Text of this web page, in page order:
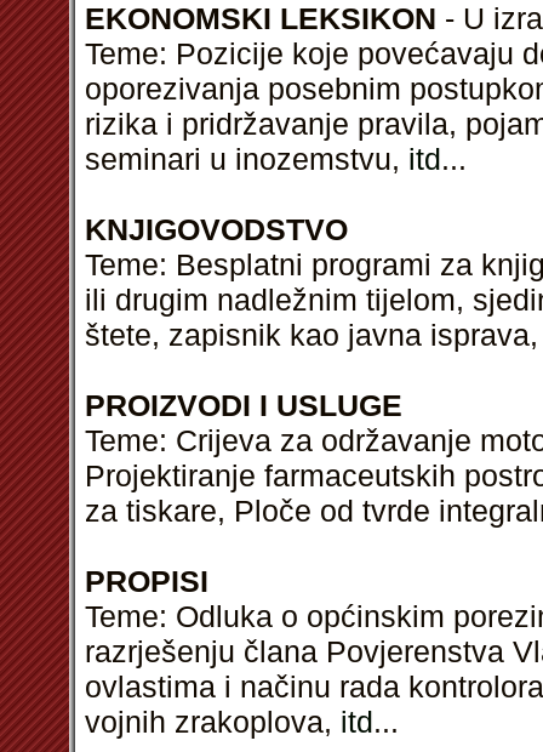
EKONOMSKI LEKSIKON - U
Teme: Pozicije koje povećavaju
oporezivanja posebnim
rizika i pridržavanje pravila,
seminari u inozemstvu, itd...
KNJIGOVODSTVO
Teme: Besplatni programi za
ili drugim nadležnim tijelom,
štete, zapisnik kao javna
PROIZVODI I USLUGE
Teme: Crijeva za održavanje
Projektiranje farmaceutskih
za tiskare, Ploče od tvrde
PROPISI
Teme: Odluka o općinskim
razrješenju člana Povjerenstva
ovlastima i načinu rada
vojnih zrakoplova, itd...